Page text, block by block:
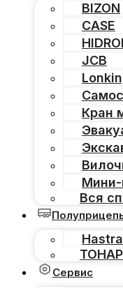
BIZON
CASE
JCB
Кран
Мини-
Вся
ТОНАР
Сервис